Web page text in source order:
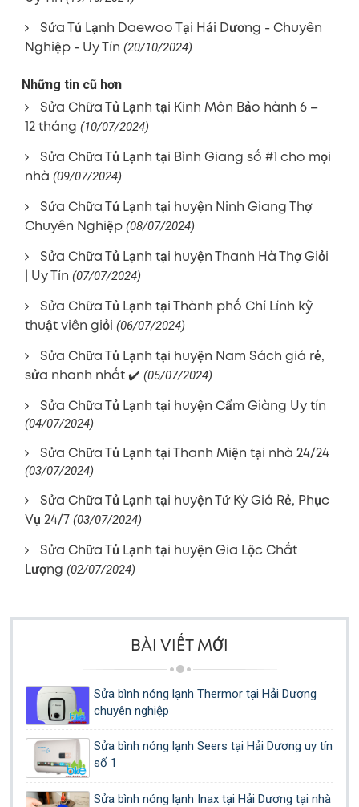
Sửa Tủ Lạnh Daewoo Tại Hải Dương - Chuyên
Nghiệp - Uy Tín (20/10/2024)
Những tin cũ hơn
Sửa Chữa Tủ Lạnh tại Kinh Môn Bảo hành 6 –
12 tháng (10/07/2024)
Sửa Chữa Tủ Lạnh tại Bình Giang số #1 cho mọi
nhà (09/07/2024)
Sửa Chữa Tủ Lạnh tại huyện Ninh Giang Thợ
Chuyên Nghiệp (08/07/2024)
Sửa Chữa Tủ Lạnh tại huyện Thanh Hà Thợ Giỏi
| Uy Tín (07/07/2024)
Sửa Chữa Tủ Lạnh tại Thành phố Chí Lính kỹ
thuật viên giỏi (06/07/2024)
Sửa Chữa Tủ Lạnh tại huyện Nam Sách giá rẻ,
sửa nhanh nhất ✔️ (05/07/2024)
Sửa Chữa Tủ Lạnh tại huyện Cẩm Giàng Uy tín
(04/07/2024)
Sửa Chữa Tủ Lạnh tại Thanh Miện tại nhà 24/24
(03/07/2024)
Sửa Chữa Tủ Lạnh tại huyện Tứ Kỳ Giá Rẻ, Phục
Vụ 24/7 (03/07/2024)
Sửa Chữa Tủ Lạnh tại huyện Gia Lộc Chất
Lượng (02/07/2024)
BÀI VIẾT MỚI
Sửa bình nóng lạnh Thermor tại Hải Dương
chuyên nghiệp
Sửa bình nóng lạnh Seers tại Hải Dương uy tín
số 1
Sửa bình nóng lạnh Inax tại Hải Dương tại nhà